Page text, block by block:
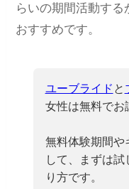
らいの期間活動す
おすすめです。
ユーブライド と
女性は無料でお
無料体験期間や
して、まずは
り方です。